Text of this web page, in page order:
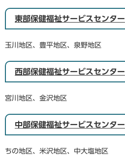
東部保健福祉サービスセンター
玉川地区、豊平地区、泉野地区
西部保健福祉サービスセンター
宮川地区、金沢地区
中部保健福祉サービスセンター
ちの地区、米沢地区、中大塩地区